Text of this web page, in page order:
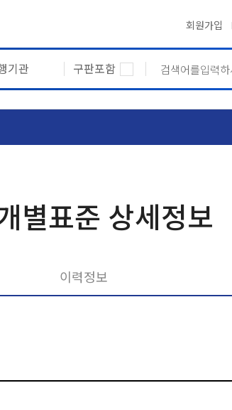
회원가입
기관 구판포함
별표준 상세정보
이력정보